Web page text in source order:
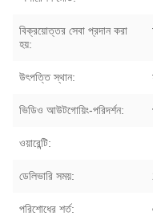
বিক্রয়োত্তর সেবা প্রদান করা
হয়:
উৎপত্তি স্থান:
ভিডিও আউটগোয়িং-পরিদর্শন:
ওয়ারেন্টি:
ডেলিভারি সময়:
পরিশোধের শর্ত: